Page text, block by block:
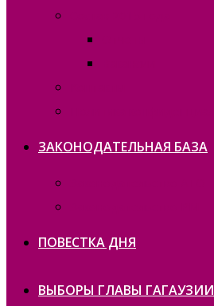
ЗАКОНОДАТЕЛЬНАЯ БАЗА
ПОВЕСТКА ДНЯ
ВЫБОРЫ ГЛАВЫ ГАГАУЗИИ